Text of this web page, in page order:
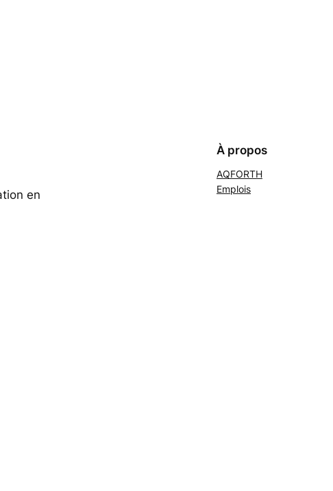
en
À propos
AQFORTH
Emplois